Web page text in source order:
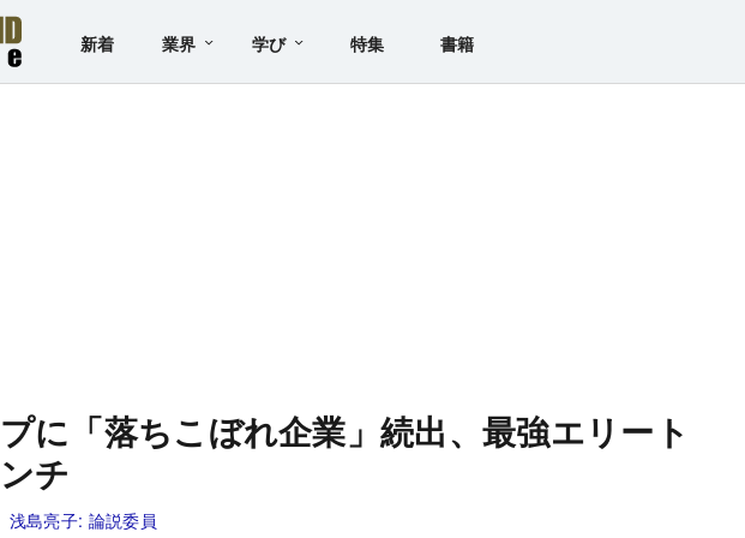
新着 業界 学び 特集 書籍
に「落ちこぼれ企業」続出、最強エリート
チ
浅島亮子: 論説委員